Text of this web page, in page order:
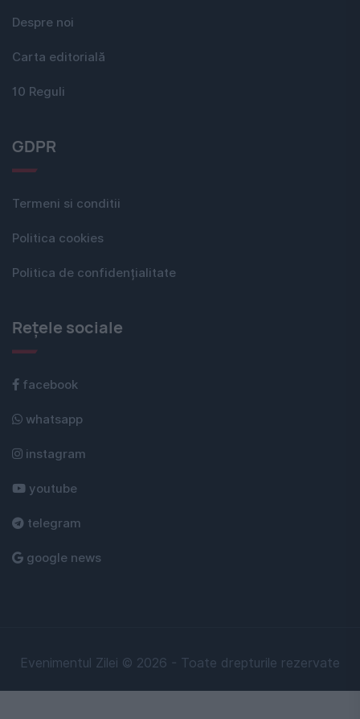
Despre noi
Carta editorială
10 Reguli
GDPR
Termeni si conditii
Politica cookies
Politica de confidențialitate
Rețele sociale
facebook
whatsapp
instagram
youtube
telegram
google news
Evenimentul Zilei © 2026 - Toate drepturile rezervate